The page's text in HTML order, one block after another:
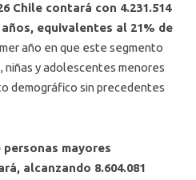
Chile contará con 4.231.514
equivalentes al 21% de
año en que este segmento
niñas y adolescentes menores
demográfico sin precedentes
personas mayores
alcanzando 8.604.081